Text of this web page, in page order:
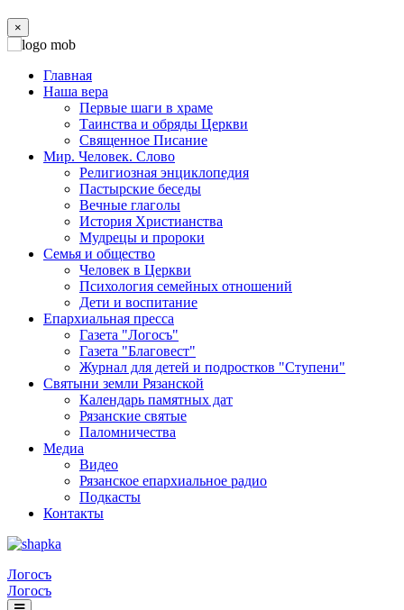
×
Главная
Наша вера
Первые шаги в храме
Таинства и обряды Церкви
Священное Писание
Мир. Человек. Слово
Религиозная энциклопедия
Пастырские беседы
Вечные глаголы
История Христианства
Мудрецы и пророки
Семья и общество
Человек в Церкви
Психология семейных отношений
Дети и воспитание
Епархиальная пресса
Газета "Логосъ"
Газета "Благовест"
Журнал для детей и подростков "Ступени"
Святыни земли Рязанской
Календарь памятных дат
Рязанские святые
Паломничества
Медиа
Видео
Рязанское епархиальное радио
Подкасты
Контакты
Логосъ
Логосъ